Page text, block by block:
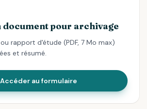
document pour archivage
rapport d'étude (PDF, 7 Mo max)
et résumé.
Accéder au formulaire